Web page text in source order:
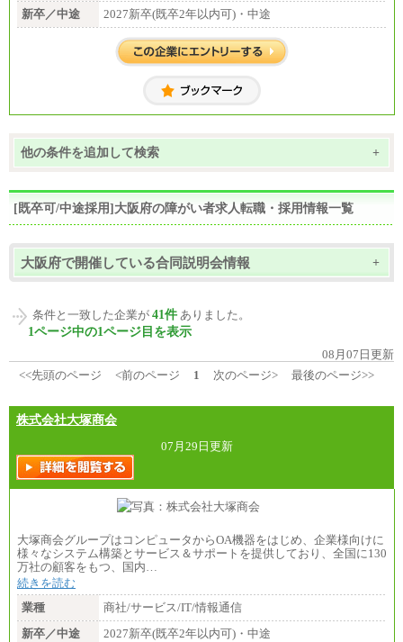
新卒／中途
2027新卒(既卒2年以内可)・中途
他の条件を追加して検索 +
[既卒可/中途採用]大阪府の障がい者求人転職・採用情報一覧
大阪府で開催している合同説明会情報 +
条件と一致した企業が 41件 ありました。
1ページ中の1ページ目を表示
08月07日更新
<<先頭のページ
<前のページ 1 次のページ> 最後のページ>>
株式会社大塚商会
07月29日更新
大塚商会グループはコンピュータからOA機器をはじめ、企業様向けに
様々なシステム構築とサービス＆サポートを提供しており、全国に130
万社の顧客をもつ、国内…
続きを読む
業種
商社/サービス/IT/情報通信
新卒／中途
2027新卒(既卒2年以内可)・中途